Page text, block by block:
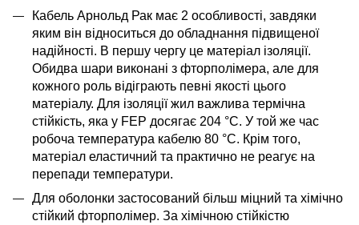
Кабель Арнольд Рак має 2 особливості, завдяки
яким він відноситься до обладнання підвищеної
надійності. В першу чергу це матеріал ізоляції.
Обидва шари виконані з фторполімера, але для
кожного роль відіграють певні якості цього
матеріалу. Для ізоляції жил важлива термічна
стійкість, яка у FEP досягає 204 °C. У той же час
робоча температура кабелю 80 °C. Крім того,
матеріал еластичний та практично не реагує на
перепади температури.
Для оболонки застосований більш міцний та хімічно
стійкий фторполімер. За хімічною стійкістю